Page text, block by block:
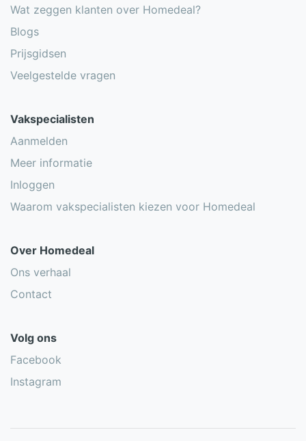
Wat zeggen klanten over Homedeal?
Blogs
Prijsgidsen
Veelgestelde vragen
Vakspecialisten
Aanmelden
Meer informatie
Inloggen
Waarom vakspecialisten kiezen voor Homedeal
Over Homedeal
Ons verhaal
Contact
Volg ons
Facebook
Instagram